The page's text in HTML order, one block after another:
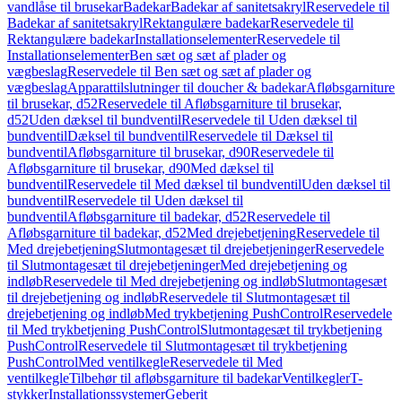
vandlåse til brusekarBadekarBadekar af sanitetsakrylReservedele til
Badekar af sanitetsakrylRektangulære badekarReservedele til
Rektangulære badekarInstallationselementerReservedele til
InstallationselementerBen sæt og sæt af plader og
vægbeslagReservedele til Ben sæt og sæt af plader og
vægbeslagApparattilslutninger til doucher & badekarAfløbsgarniture
til brusekar, d52Reservedele til Afløbsgarniture til brusekar,
d52Uden dæksel til bundventilReservedele til Uden dæksel til
bundventilDæksel til bundventilReservedele til Dæksel til
bundventilAfløbsgarniture til brusekar, d90Reservedele til
Afløbsgarniture til brusekar, d90Med dæksel til
bundventilReservedele til Med dæksel til bundventilUden dæksel til
bundventilReservedele til Uden dæksel til
bundventilAfløbsgarniture til badekar, d52Reservedele til
Afløbsgarniture til badekar, d52Med drejebetjeningReservedele til
Med drejebetjeningSlutmontagesæt til drejebetjeningerReservedele
til Slutmontagesæt til drejebetjeningerMed drejebetjening og
indløbReservedele til Med drejebetjening og indløbSlutmontagesæt
til drejebetjening og indløbReservedele til Slutmontagesæt til
drejebetjening og indløbMed trykbetjening PushControlReservedele
til Med trykbetjening PushControlSlutmontagesæt til trykbetjening
PushControlReservedele til Slutmontagesæt til trykbetjening
PushControlMed ventilkegleReservedele til Med
ventilkegleTilbehør til afløbsgarniture til badekarVentilkeglerT-
stykkerInstallationssystemerGeberit